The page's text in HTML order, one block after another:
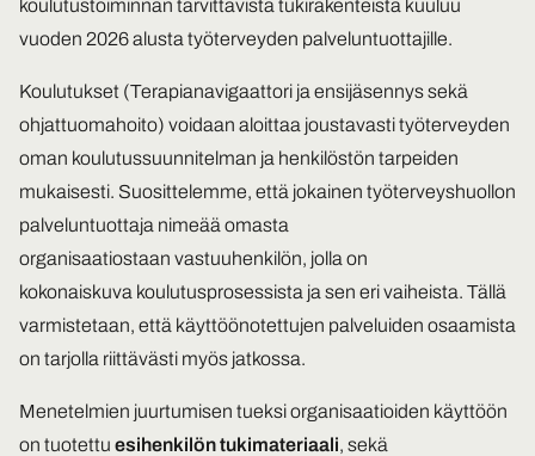
koulutustoiminnan tarvittavista tukirakenteista kuuluu
vuoden 2026 alusta työterveyden palveluntuottajille.
Koulutukset (Terapianavigaattori ja ensijäsennys sekä
ohjattuomahoito) voidaan aloittaa joustavasti työterveyden
oman koulutussuunnitelman ja henkilöstön tarpeiden
mukaisesti. Suosittelemme, että jokainen työterveyshuollon
palveluntuottaja nimeää omasta
organisaatiostaan vastuuhenkilön, jolla on
kokonaiskuva koulutusprosessista ja sen eri vaiheista. Tällä
varmistetaan, että käyttöönotettujen palveluiden osaamista
on tarjolla riittävästi myös jatkossa.
Menetelmien juurtumisen tueksi organisaatioiden käyttöön
on tuotettu esihenkilön tukimateriaali, sekä